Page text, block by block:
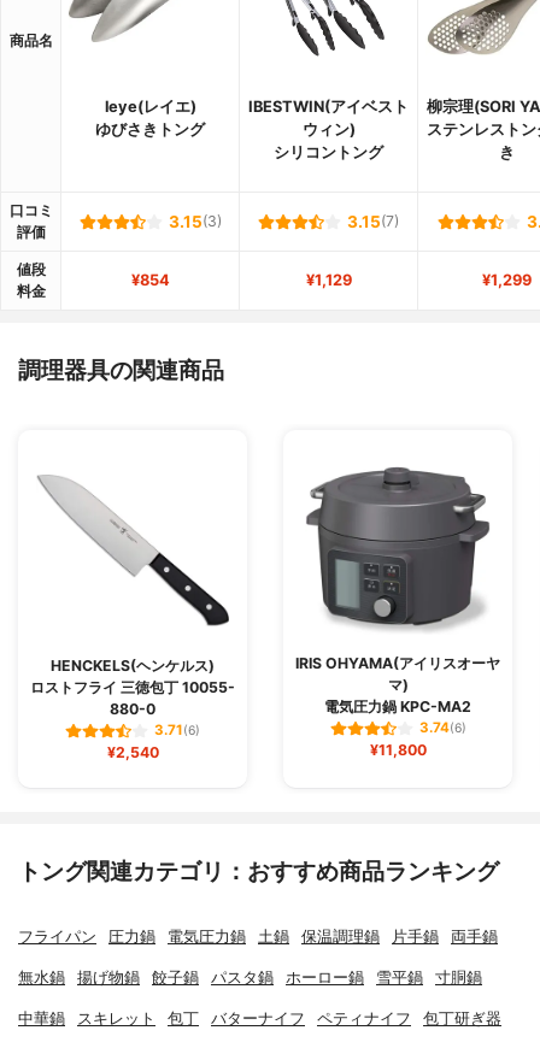
商品名
leye(レイエ)
ゆびさきトング
IBESTWIN(アイベスト
ウィン)
シリコントング
柳宗理(SORI
ステンレストン
き
口コミ
評価
3.15(3) 3.15(7)
値段
料金
¥854 ¥1,129 ¥1,299
調理器具の関連商品
HENCKELS(ヘンケルス)
ロストフライ 三徳包丁 10055-
880-0
3.71(6)
¥2,540
IRIS OHYAMA(アイリスオーヤ
マ)
電気圧力鍋 KPC-MA2
3.74(6)
¥11,800
トング関連カテゴリ：おすすめ商品ランキング
フライパン 圧力鍋 電気圧力鍋 土鍋 保温調理鍋 片手鍋 両手鍋
無水鍋 揚げ物鍋 餃子鍋 パスタ鍋 ホーロー鍋 雪平鍋 寸胴鍋
中華鍋 スキレット 包丁 バターナイフ ペティナイフ 包丁研ぎ器